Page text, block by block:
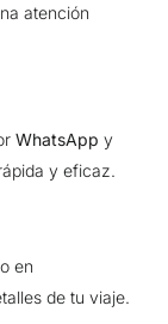
atención
WhatsApp y
y eficaz.
en
de tu viaje.